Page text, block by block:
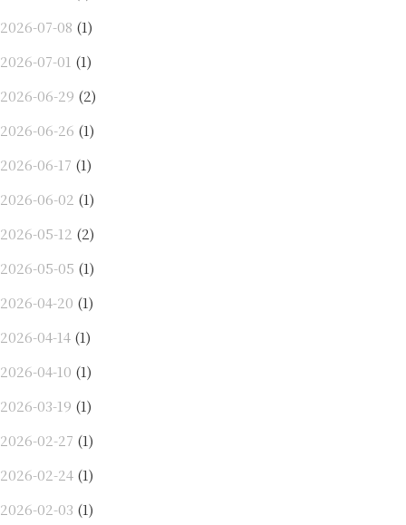
2026-07-08 (1)
2026-07-01 (1)
2026-06-29 (2)
2026-06-26 (1)
2026-06-17 (1)
2026-06-02 (1)
2026-05-12 (2)
2026-05-05 (1)
2026-04-20 (1)
2026-04-14 (1)
2026-04-10 (1)
2026-03-19 (1)
2026-02-27 (1)
2026-02-24 (1)
2026-02-03 (1)